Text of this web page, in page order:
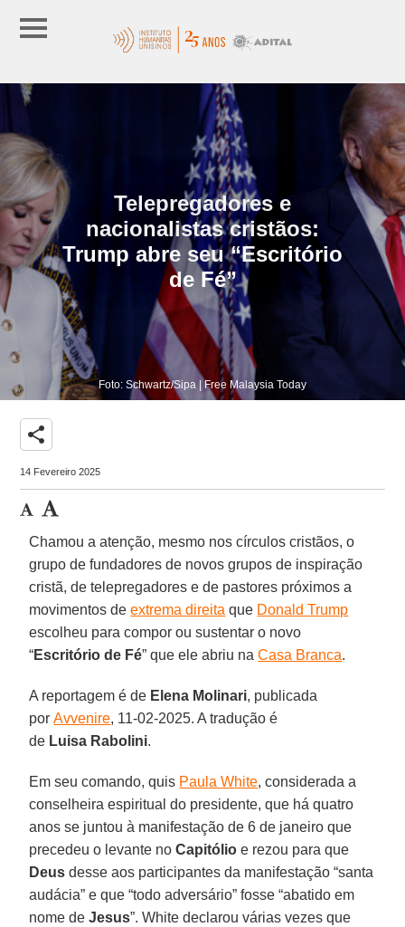
Telepregadores e
nacionalistas cristãos:
Trump abre seu “Escritório
de Fé”
Foto: Schwartz/Sipa | Free Malaysia Today
share
14 Fevereiro 2025
Chamou a atenção, mesmo nos círculos cristãos, o
grupo de fundadores de novos grupos de inspiração
cristã, de telepregadores e de pastores próximos a
movimentos deextrema direita que Donald Trump
escolheu para compor ou sustentar o novo
“Escritório de Fé” que ele abriu naCasa Branca.
A reportagem é de Elena Molinari, publicada
porAvvenire, 11-02-2025. A tradução é
de Luisa Rabolini.
Em seu comando, quis Paula White, considerada a
conselheira espiritual do presidente, que há quatro
anos se juntou à manifestação de 6 de janeiro que
precedeu o levante noCapitólio e rezou para que
Deus desse aos participantes da manifestação “santa
audácia” e que “todo adversário” fosse “abatido em
nome deJesus”. White declarou várias vezes que